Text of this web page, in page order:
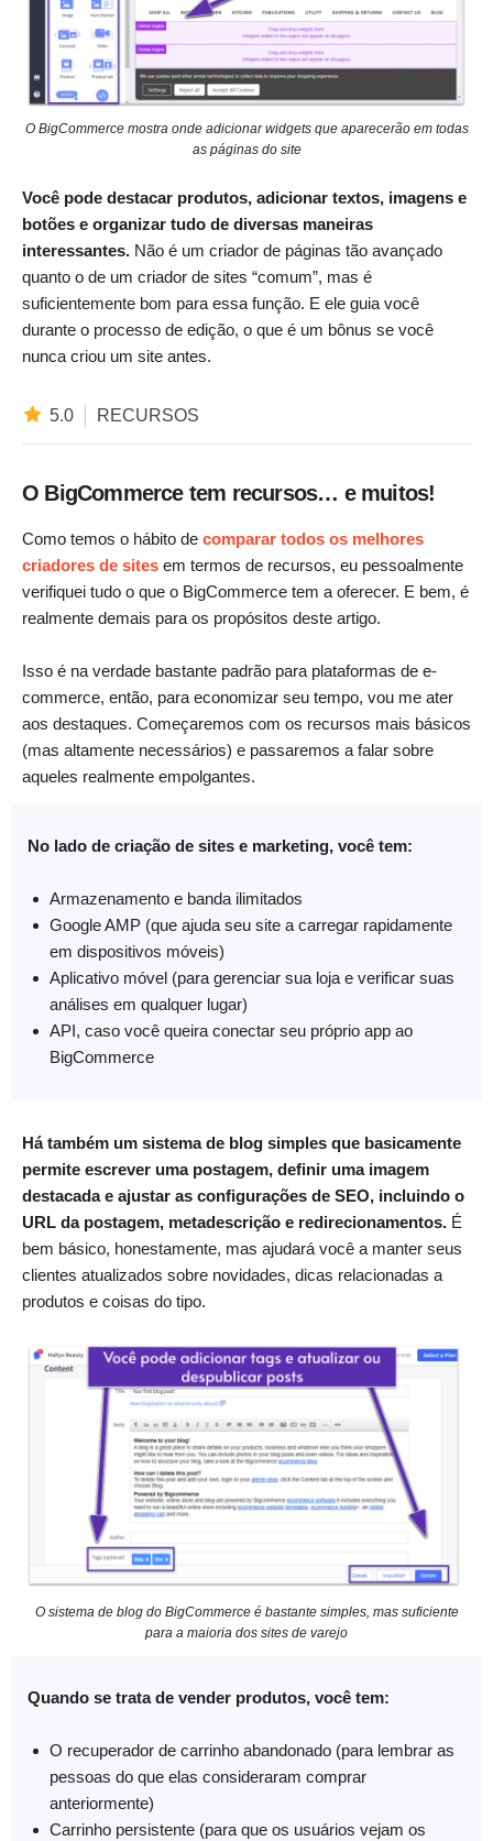
O BigCommerce mostra onde adicionar widgets que aparecerão em todas
as páginas do site
Você pode destacar produtos, adicionar textos, imagens e
botões e organizar tudo de diversas maneiras
interessantes. Não é um criador de páginas tão avançado
quanto o de um criador de sites “comum”, mas é
suficientemente bom para essa função. E ele guia você
durante o processo de edição, o que é um bônus se você
nunca criou um site antes.
5.0 RECURSOS
O BigCommerce tem recursos… e muitos!
Como temos o hábito de comparar todos os melhores
criadores de sites em termos de recursos, eu pessoalmente
verifiquei tudo o que o BigCommerce tem a oferecer. E bem, é
realmente demais para os propósitos deste artigo.
Isso é na verdade bastante padrão para plataformas de e-
commerce, então, para economizar seu tempo, vou me ater
aos destaques. Começaremos com os recursos mais básicos
(mas altamente necessários) e passaremos a falar sobre
aqueles realmente empolgantes.
No lado de criação de sites e marketing, você tem:
Armazenamento e banda ilimitados
Google AMP (que ajuda seu site a carregar rapidamente
em dispositivos móveis)
Aplicativo móvel (para gerenciar sua loja e verificar suas
análises em qualquer lugar)
API, caso você queira conectar seu próprio app ao
BigCommerce
Há também um sistema de blog simples que basicamente
permite escrever uma postagem, definir uma imagem
destacada e ajustar as configurações de SEO, incluindo o
URL da postagem, metadescrição e redirecionamentos. É
bem básico, honestamente, mas ajudará você a manter seus
clientes atualizados sobre novidades, dicas relacionadas a
produtos e coisas do tipo.
O sistema de blog do BigCommerce é bastante simples, mas suficiente
para a maioria dos sites de varejo
Quando se trata de vender produtos, você tem:
O recuperador de carrinho abandonado (para lembrar as
pessoas do que elas consideraram comprar
anteriormente)
Carrinho persistente (para que os usuários vejam os